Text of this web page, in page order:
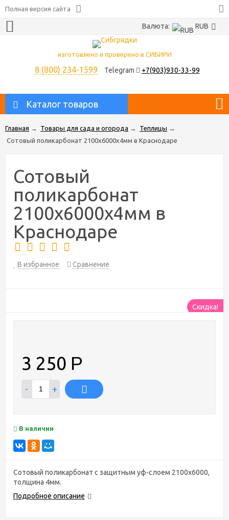
Полная версия сайта
Валюта: RUB
изготовлено и проверено в СИБИРИ
8 (800) 234-1599 Telegram +7(903)930-33-99
Каталог товаров
Главная → Товары для сада и огорода → Теплицы →
Сотовый поликарбонат 2100х6000х4мм в Краснодаре
Сотовый
поликарбонат
2100х6000х4мм в
Краснодаре
В избранное Сравнение
Скидка!
3 250 Р
- +
В наличии
Сотовый поликарбонат с защитным уф-слоем 2100х6000,
толщина 4мм.
Подробное описание